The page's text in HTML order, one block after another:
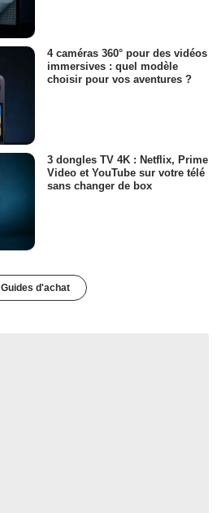
4 caméras 360° pour des vidéos
immersives : quel modèle
choisir pour vos aventures ?
3 dongles TV 4K : Netflix, Prime
Video et YouTube sur votre télé
sans changer de box
Guides d'achat